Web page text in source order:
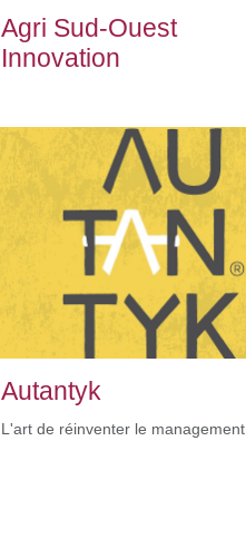
Agri Sud-Ouest
Innovation
Autantyk
L'art de réinventer le management